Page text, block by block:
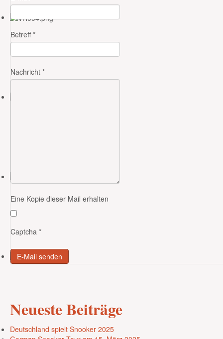
Betreff*
Nachricht *
Eine Kopie dieser Mail erhalten
Captcha *
E-Mail senden
NeuesteBeiträge
Deutschland spielt Snooker 2025